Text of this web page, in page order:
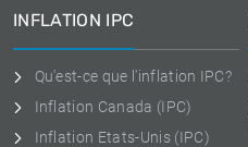
INFLATION IPC
Qu'est-ce que l'inflation IPC?
Inflation Canada (IPC)
Inflation Etats-Unis (IPC)